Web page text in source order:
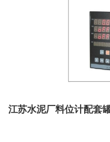
江苏水泥厂料位计配套